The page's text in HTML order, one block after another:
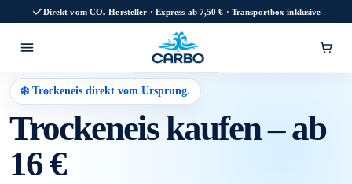
Direkt vom CO₂-Hersteller · Express ab 7,50 € · Transportbox inklusive
❄️ Trockeneis direkt vom Ursprung.
Trockeneis kaufen – ab
16 €